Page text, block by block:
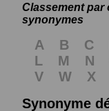
Classement par
synonymes
A B C
L
M N
V
W X
Synonyme